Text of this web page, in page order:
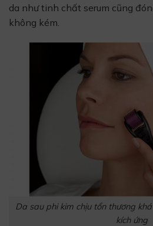
da như tinh chất serum cũng
không kém.
Da sau phi kim chịu tổn thương
kích ứng